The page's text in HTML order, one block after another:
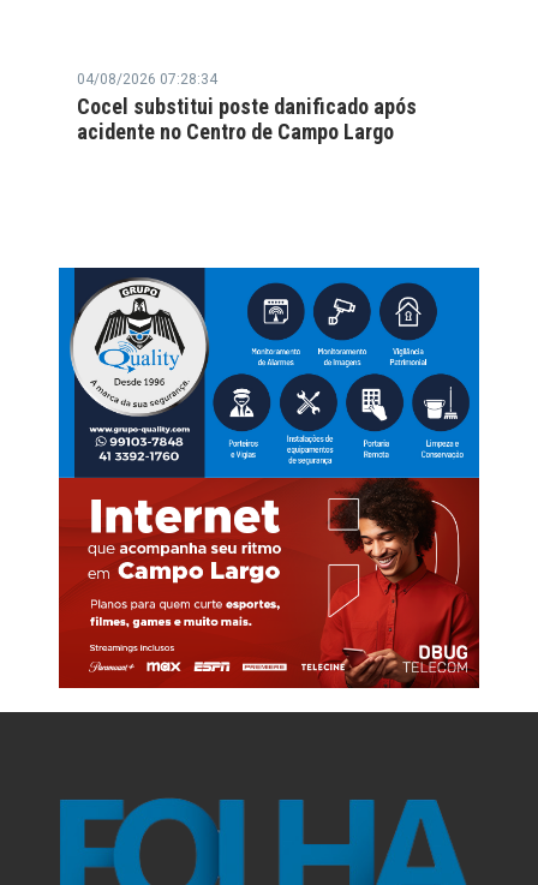
04/08/2026 07:28:34
Cocel substitui poste danificado após
acidente no Centro de Campo Largo